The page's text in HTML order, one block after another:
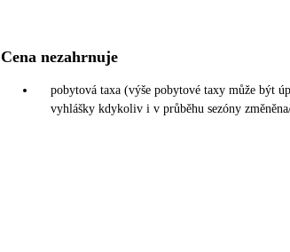
Cena nezahrnuje
pobytová taxa (výše pobytové taxy může být
vyhlášky kdykoliv i v průběhu sezóny